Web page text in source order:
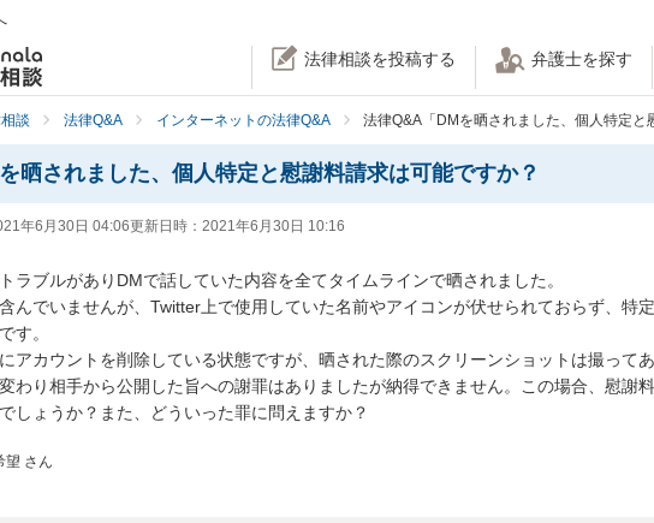
法律相談を投稿する 弁護士を探す
談 法律Q&A インターネットの法律Q&A 法律Q&A「DMを晒されました、個人特定と
晒されました、個人特定と慰謝料請求は可能ですか？
年6月30日 04:06更新日時： 2021年6月30日 10:16
ラブルがありDMで話していた内容を全てタイムラインで晒されました。
んでいませんが、Twitter上で使用していた名前やアイコンが伏せられておらず、特
す。
アカウントを削除している状態ですが、晒された際のスクリーンショットは撮って
わり相手から公開した旨への謝罪はありましたが納得できません。この場合、慰謝
しょうか？また、どういった罪に問えますか？
望 さん